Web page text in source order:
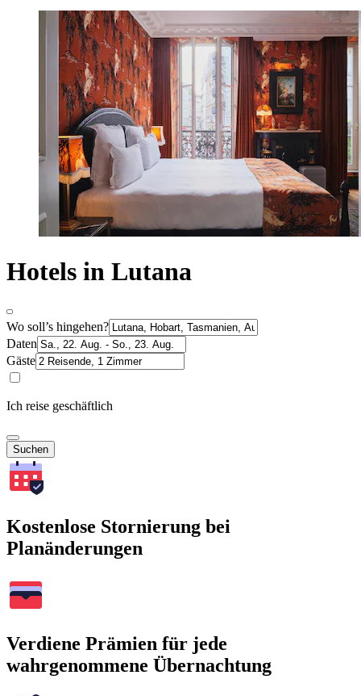
Hotels in Lutana
Wo soll’s hingehen?
Daten
Gäste
Ich reise geschäftlich
Suchen
Kostenlose Stornierung bei
Planänderungen
Verdiene Prämien für jede
wahrgenommene Übernachtung